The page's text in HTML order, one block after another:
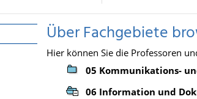
Über Fachgebiete
Hier können Sie die Professoren
05 Kommunikations-
06 Information und